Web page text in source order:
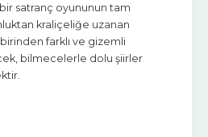
satranç oyununun tam
kraliçeliğe uzanan
farklı ve gizemli
bilmecelerle dolu şiirler